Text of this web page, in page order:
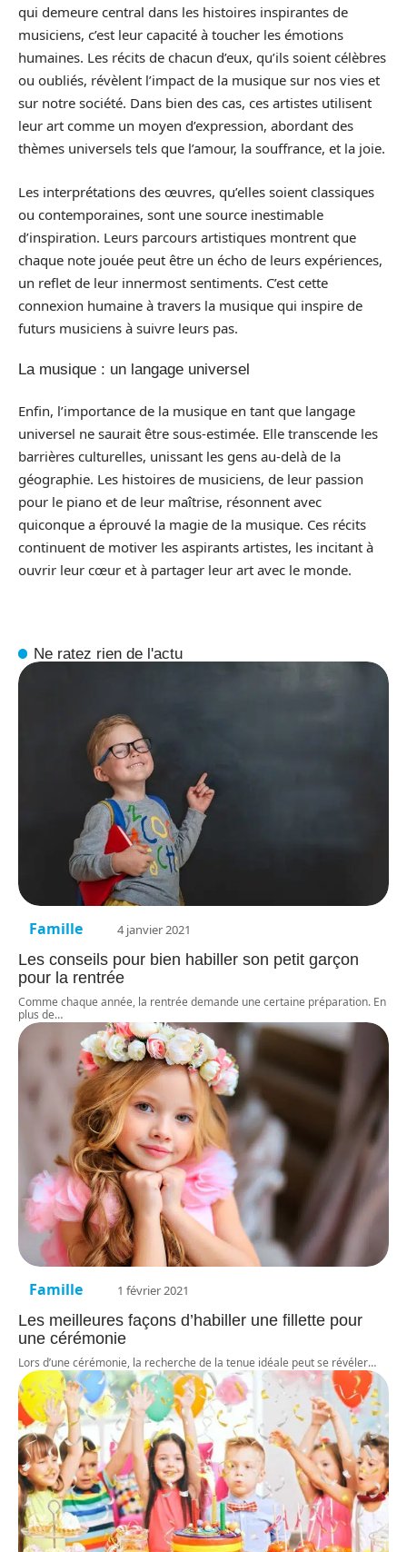
qui demeure central dans les histoires inspirantes de
musiciens, c’est leur capacité à toucher les émotions
humaines. Les récits de chacun d’eux, qu’ils soient célèbres
ou oubliés, révèlent l’impact de la musique sur nos vies et
sur notre société. Dans bien des cas, ces artistes utilisent
leur art comme un moyen d’expression, abordant des
thèmes universels tels que l’amour, la souffrance, et la joie.
Les interprétations des œuvres, qu’elles soient classiques
ou contemporaines, sont une source inestimable
d’inspiration. Leurs parcours artistiques montrent que
chaque note jouée peut être un écho de leurs expériences,
un reflet de leur innermost sentiments. C’est cette
connexion humaine à travers la musique qui inspire de
futurs musiciens à suivre leurs pas.
La musique : un langage universel
Enfin, l’importance de la musique en tant que langage
universel ne saurait être sous-estimée. Elle transcende les
barrières culturelles, unissant les gens au-delà de la
géographie. Les histoires de musiciens, de leur passion
pour le piano et de leur maîtrise, résonnent avec
quiconque a éprouvé la magie de la musique. Ces récits
continuent de motiver les aspirants artistes, les incitant à
ouvrir leur cœur et à partager leur art avec le monde.
Ne ratez rien de l'actu
Famille 4 janvier 2021
Les conseils pour bien habiller son petit garçon
pour la rentrée
Comme chaque année, la rentrée demande une certaine préparation. En
plus de…
Famille 1 février 2021
Les meilleures façons d’habiller une fillette pour
une cérémonie
Lors d’une cérémonie, la recherche de la tenue idéale peut se révéler…